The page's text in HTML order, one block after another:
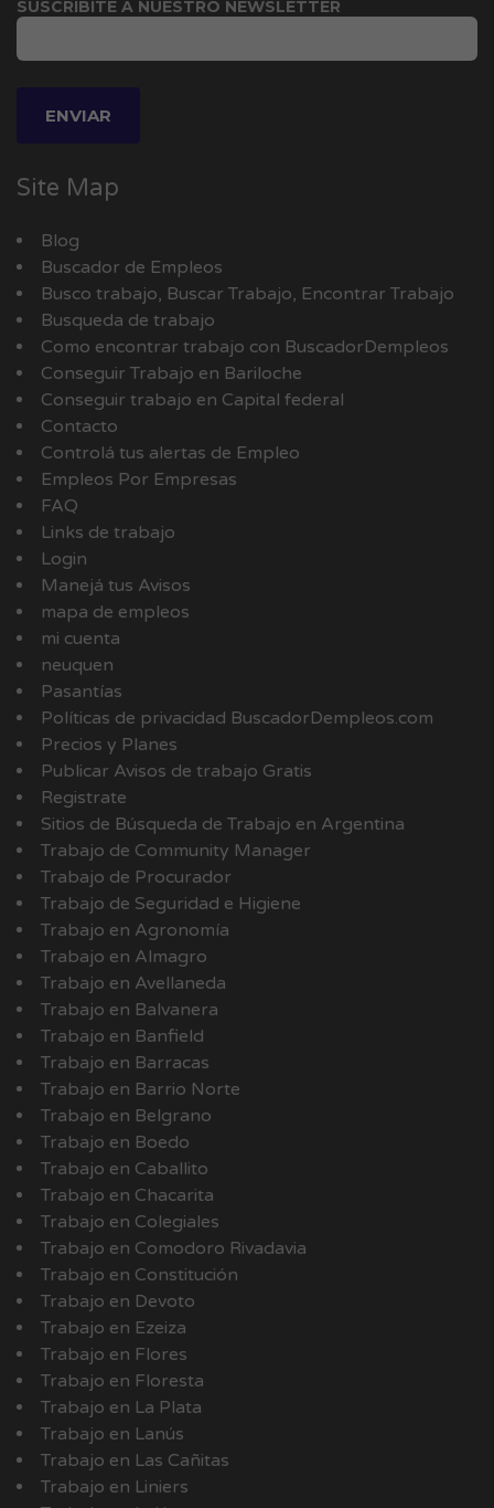
SUSCRIBITE A NUESTRO NEWSLETTER
Site Map
Blog
Buscador de Empleos
Busco trabajo, Buscar Trabajo, Encontrar Trabajo
Busqueda de trabajo
Como encontrar trabajo con BuscadorDempleos
Conseguir Trabajo en Bariloche
Conseguir trabajo en Capital federal
Contacto
Controlá tus alertas de Empleo
Empleos Por Empresas
FAQ
Links de trabajo
Login
Manejá tus Avisos
mapa de empleos
mi cuenta
neuquen
Pasantías
Políticas de privacidad BuscadorDempleos.com
Precios y Planes
Publicar Avisos de trabajo Gratis
Registrate
Sitios de Búsqueda de Trabajo en Argentina
Trabajo de Community Manager
Trabajo de Procurador
Trabajo de Seguridad e Higiene
Trabajo en Agronomía
Trabajo en Almagro
Trabajo en Avellaneda
Trabajo en Balvanera
Trabajo en Banfield
Trabajo en Barracas
Trabajo en Barrio Norte
Trabajo en Belgrano
Trabajo en Boedo
Trabajo en Caballito
Trabajo en Chacarita
Trabajo en Colegiales
Trabajo en Comodoro Rivadavia
Trabajo en Constitución
Trabajo en Devoto
Trabajo en Ezeiza
Trabajo en Flores
Trabajo en Floresta
Trabajo en La Plata
Trabajo en Lanús
Trabajo en Las Cañitas
Trabajo en Liniers